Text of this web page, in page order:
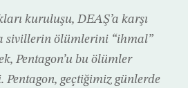
kuruluşu, DEAŞ’a karşı
sivillerin ölümlerini “ihmal”
Pentagon’u bu ölümler
Pentagon, geçtiğimiz günlerde